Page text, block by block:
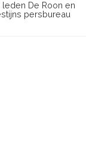
De Roon en
persbureau